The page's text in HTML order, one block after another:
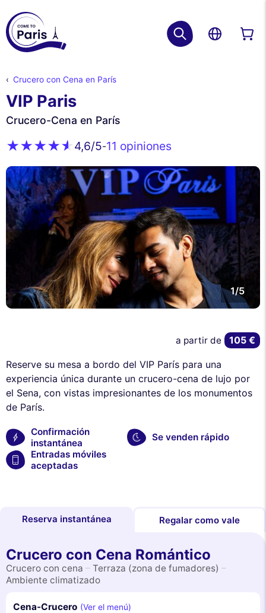
Crucero con Cena en París
VIP Paris
Crucero-Cena en París
4,6/5-11 opiniones
1/5
Reserve su mesa a bordo del VIP París para una
experiencia única durante un crucero-cena de lujo por
el Sena, con vistas impresionantes de los monumentos
de París.
Confirmación
instantánea
Se venden rápido
Entradas móviles
aceptadas
a partir de 105 €
Reserva instantánea Regalar como vale
Crucero con Cena Romántico
Crucero con cena – Terraza (zona de fumadores) –
Ambiente climatizado
Cena-Crucero (Ver el menú)